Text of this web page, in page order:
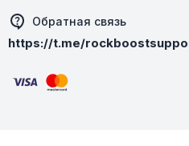
Обратная связь
https://t.me/